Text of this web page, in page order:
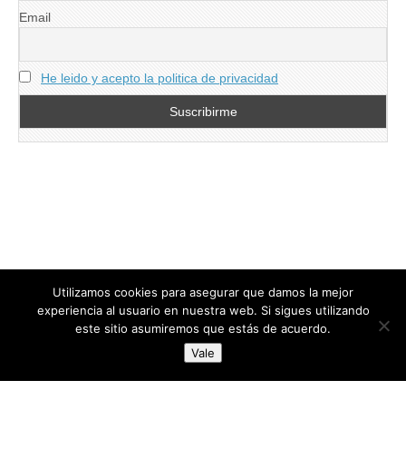
Email
He leido y acepto la politica de privacidad
directoresdeseguridad.es
Diseñado por Centro Andaluz de Estudios y Entrenamiento
Utilizamos cookies para asegurar que damos la mejor
experiencia al usuario en nuestra web. Si sigues utilizando
este sitio asumiremos que estás de acuerdo.
Vale